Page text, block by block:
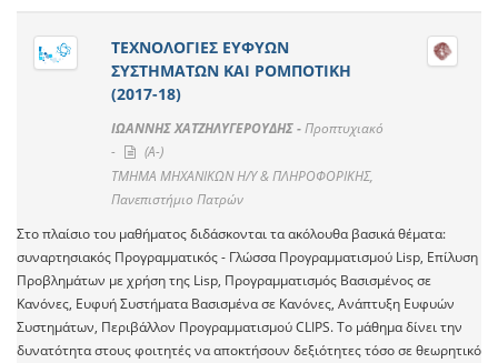
ΤΕΧΝΟΛΟΓΙΕΣ ΕΥΦΥΩΝ
ΣΥΣΤΗΜΑΤΩΝ ΚΑΙ ΡΟΜΠΟΤΙΚΗ
(2017-18)
ΙΩΑΝΝΗΣ ΧΑΤΖΗΛΥΓΕΡΟΥΔΗΣ -Προπτυχιακό
-
(A-)
ΤΜΗΜΑ ΜΗΧΑΝΙΚΩΝ Η/Υ & ΠΛΗΡΟΦΟΡΙΚΗΣ,
Πανεπιστήμιο Πατρών
Στο πλαίσιο του μαθήματος διδάσκονται τα ακόλουθα βασικά θέματα:
συναρτησιακός Προγραμματικός - Γλώσσα Προγραμματισμού Lisp, Επίλυση
Προβλημάτων με χρήση της Lisp, Προγραμματισμός Βασισμένος σε
Κανόνες, Ευφυή Συστήματα Βασισμένα σε Κανόνες, Ανάπτυξη Ευφυών
Συστημάτων, Περιβάλλον Προγραμματισμού CLIPS. Το μάθημα δίνει την
δυνατότητα στους φοιτητές να αποκτήσουν δεξιότητες τόσο σε θεωρητικό